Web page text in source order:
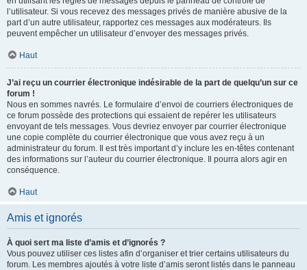
l’utilisateur. Si vous recevez des messages privés de manière abusive de la
part d’un autre utilisateur, rapportez ces messages aux modérateurs. Ils
peuvent empêcher un utilisateur d’envoyer des messages privés.
Haut
J’ai reçu un courrier électronique indésirable de la part de quelqu’un sur ce
forum !
Nous en sommes navrés. Le formulaire d’envoi de courriers électroniques de
ce forum possède des protections qui essaient de repérer les utilisateurs
envoyant de tels messages. Vous devriez envoyer par courrier électronique
une copie complète du courrier électronique que vous avez reçu à un
administrateur du forum. Il est très important d’y inclure les en-têtes contenant
des informations sur l’auteur du courrier électronique. Il pourra alors agir en
conséquence.
Haut
Amis et ignorés
À quoi sert ma liste d’amis et d’ignorés ?
Vous pouvez utiliser ces listes afin d’organiser et trier certains utilisateurs du
forum. Les membres ajoutés à votre liste d’amis seront listés dans le panneau